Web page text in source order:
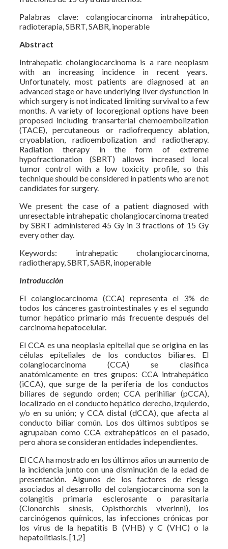
Palabras clave: colangiocarcinoma intrahepático,
radioterapia, SBRT, SABR, inoperable
Abstract
Intrahepatic cholangiocarcinoma is a rare neoplasm
with an increasing incidence in recent years.
Unfortunately, most patients are diagnosed at an
advanced stage or have underlying liver dysfunction in
which surgery is not indicated limiting survival to a few
months. A variety of locoregional options have been
proposed including transarterial chemoembolization
(TACE), percutaneous or radiofrequency ablation,
cryoablation, radioembolization and radiotherapy.
Radiation therapy in the form of extreme
hypofractionation (SBRT) allows increased local
tumor control with a low toxicity profile, so this
technique should be considered in patients who are not
candidates for surgery.
We present the case of a patient diagnosed with
unresectable intrahepatic cholangiocarcinoma treated
by SBRT administered 45 Gy in 3 fractions of 15 Gy
every other day.
Keywords: intrahepatic cholangiocarcinoma,
radiotherapy, SBRT, SABR, inoperable
Introducción
El colangiocarcinoma (CCA) representa el 3% de
todos los cánceres gastrointestinales y es el segundo
tumor hepático primario más frecuente después del
carcinoma hepatocelular.
El CCA es una neoplasia epitelial que se origina en las
células epiteliales de los conductos biliares. El
colangiocarcinoma (CCA) se clasifica
anatómicamente en tres grupos: CCA intrahepático
(iCCA), que surge de la periferia de los conductos
biliares de segundo orden; CCA perihiliar (pCCA),
localizado en el conducto hepático derecho, izquierdo,
y/o en su unión; y CCA distal (dCCA), que afecta al
conducto biliar común. Los dos últimos subtipos se
agrupaban como CCA extrahepáticos en el pasado,
pero ahora se consideran entidades independientes.
El CCA ha mostrado en los últimos años un aumento de
la incidencia junto con una disminución de la edad de
presentación. Algunos de los factores de riesgo
asociados al desarrollo del colangiocarcinoma son la
colangitis primaria esclerosante o parasitaria
(Clonorchis sinesis, Opisthorchis viverinni), los
carcinógenos químicos, las infecciones crónicas por
los virus de la hepatitis B (VHB) y C (VHC) o la
hepatolitiasis. [1,2]